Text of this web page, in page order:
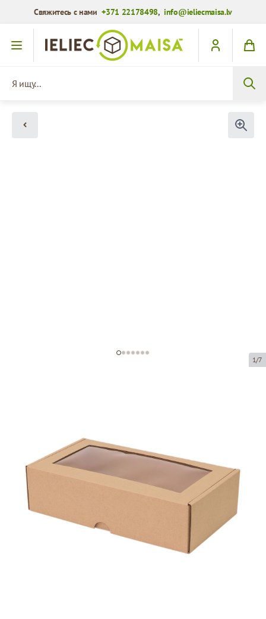
Свяжитесь с нами+371 22178498,info@ieliecmaisa.lv
Перейти к содержимому
1/7
Код товара:KL8
Размер:
230 x 127 x 60 mm
Материал:
коричневая микрогофра
Толщина:
Товар нельзя получить в пункте выдачи.